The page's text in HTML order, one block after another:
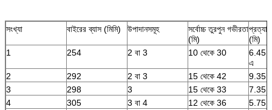
সংখ্যা বাইরের ব্যাস (মিমি) উপাদানসমূহ
সর্বোচ্চ তুরপুন গভীরতা
(মি)
(মি)
1
254 2 বা 3 10 থেকে 30
6.45
এ
2
292 2 বা 3 15 থেকে 42
9.35
3
298 3 15 থেকে 33
7.35
4
305 3 বা 4 12 থেকে 36
5.75